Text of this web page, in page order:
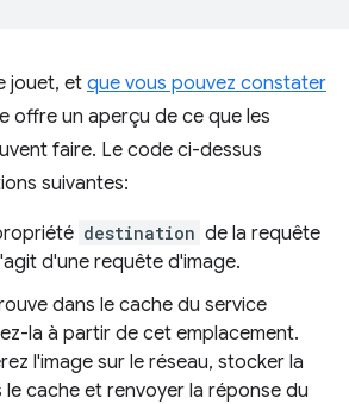
jouet, et que vous pouvez constater
offre un aperçu de ce que les
faire. Le code ci-dessus
suivantes:
destination de la requête
d'une requête d'image.
dans le cache du service
la à partir de cet emplacement.
l'image sur le réseau, stocker la
cache et renvoyer la réponse du